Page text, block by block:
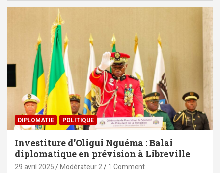
DIPLOMATIE POLITIQUE
Investiture d’Oligui Nguéma : Balai
diplomatique en prévision à Libreville
29 avril 2025 Modérateur 2 1 Comment